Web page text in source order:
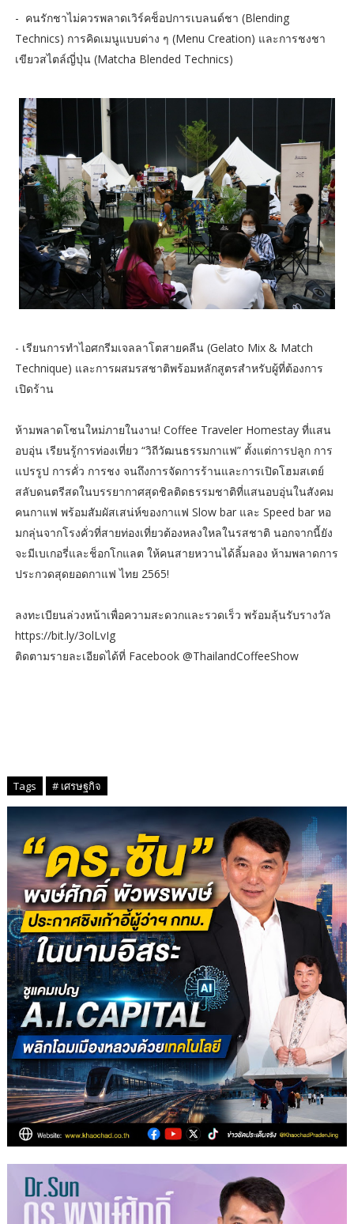
- คนรักชาไม่ควรพลาดเวิร์คช็อปการเบลนด์ชา (Blending
Technics) การคิดเมนูแบบต่าง ๆ (Menu Creation) และการชงชา
เขียวสไตล์ญี่ปุ่น (Matcha Blended Technics)
- เรียนการทำไอศกรีมเจลลาโตสายคลีน (Gelato Mix & Match
Technique) และการผสมรสชาติพร้อมหลักสูตรสำหรับผู้ที่ต้องการ
เปิดร้าน
ห้ามพลาดโซนใหม่ภายในงาน! Coffee Traveler Homestay ที่แสน
อบอุ่น เรียนรู้การท่องเที่ยว “วิถีวัฒนธรรมกาแฟ” ตั้งแต่การปลูก การ
แปรรูป การคั่ว การชง จนถึงการจัดการร้านและการเปิดโฮมสเตย์
สลับดนตรีสดในบรรยากาศสุดชิลติดธรรมชาติที่แสนอบอุ่นในสังคม
คนกาแฟ พร้อมสัมผัสเสน่ห์ของกาแฟ Slow bar และ Speed bar หอ
มกลุ่นจากโรงคั่วที่สายท่องเที่ยวต้องหลงใหลในรสชาติ นอกจากนี้ยัง
จะมีเบเกอรี่และช็อกโกแลต ให้คนสายหวานได้ลิ้มลอง ห้ามพลาดการ
ประกวดสุดยอดกาแฟ ไทย 2565!
ลงทะเบียนล่วงหน้าเพื่อความสะดวกและรวดเร็ว พร้อมลุ้นรับรางวัล
https://bit.ly/3olLvIg
ติดตามรายละเอียดได้ที่ Facebook @ThailandCoffeeShow
Tags # เศรษฐกิจ